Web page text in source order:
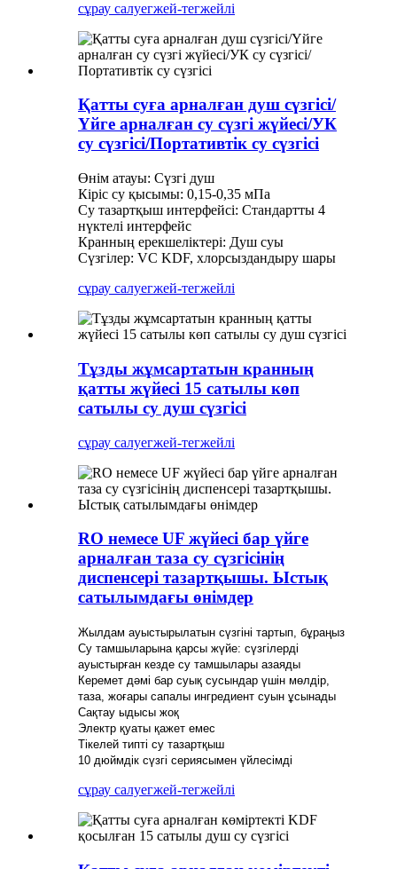
сұрау салуегжей-тегжейлі
Қатты суға арналған душ сүзгісі/
Үйге арналған су сүзгі жүйесі/УК
су сүзгісі/Портативтік су сүзгісі
Өнім атауы: Сүзгі душ
Кіріс су қысымы: 0,15-0,35 мПа
Су тазартқыш интерфейсі: Стандартты 4
нүктелі интерфейс
Кранның ерекшеліктері: Душ суы
Сүзгілер: VC KDF, хлорсыздандыру шары
сұрау салуегжей-тегжейлі
Тұзды жұмсартатын кранның
қатты жүйесі 15 сатылы көп
сатылы су душ сүзгісі
сұрау салуегжей-тегжейлі
RO немесе UF жүйесі бар үйге
арналған таза су сүзгісінің
диспенсері тазартқышы. Ыстық
сатылымдағы өнімдер
Жылдам ауыстырылатын сүзгіні тартып, бұраңыз
Су тамшыларына қарсы жүйе: сүзгілерді
ауыстырған кезде су тамшылары азаяды
Керемет дәмі бар суық сусындар үшін мөлдір,
таза, жоғары сапалы ингредиент суын ұсынады
Сақтау ыдысы жоқ
Электр қуаты қажет емес
Тікелей типті су тазартқыш
10 дюймдік сүзгі сериясымен үйлесімді
сұрау салуегжей-тегжейлі